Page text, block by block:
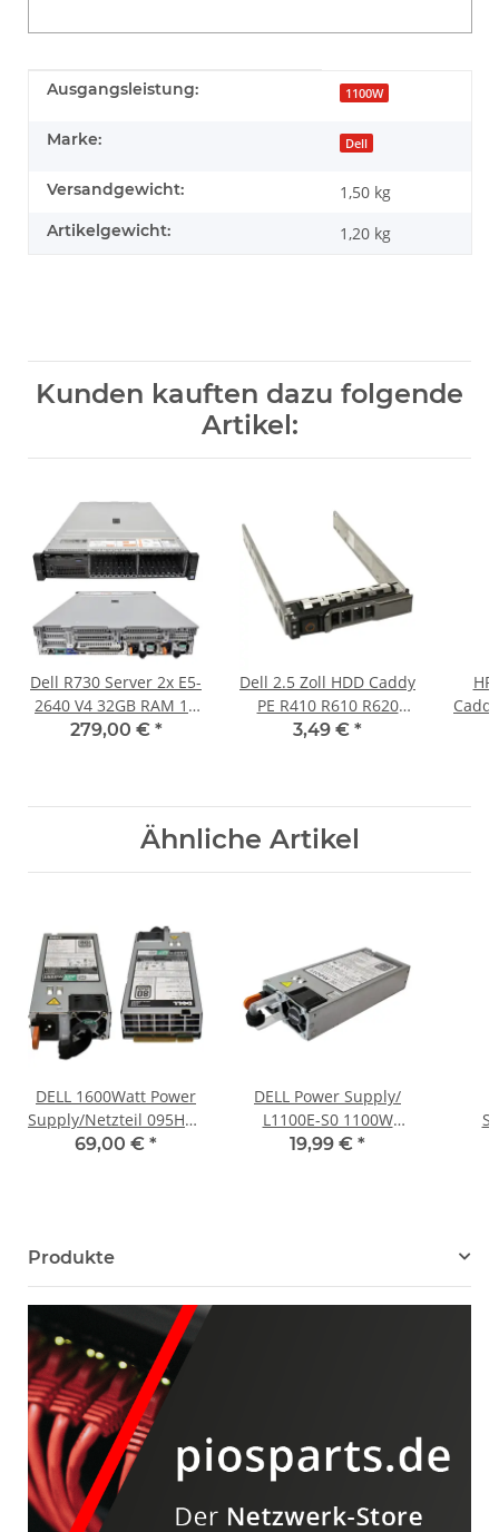
Produkteigenschaft
Wert
Ausgangsleistung: 1100W
Marke: Dell
Versandgewicht: 1,50 kg
Artikelgewicht: 1,20 kg
Kunden kauften dazu folgende
Artikel:
Dell R730 Server 2x E5-
2640 V4 32GB RAM 16
Bay SFF 2,5" H730 mini
279,00 € *
Dell 2.5 Zoll HDD Caddy
PE R410 R610 R620
R720 R710 G176J
3,49 € *
HP
Ähnliche Artikel
DELL 1600Watt Power
Supply/Netzteil 095HR5
95HR5 für PowerEdge
69,00 € *
DELL Power Supply/
L1100E-S0 1100W
PowerEdge R820 R920
19,99 € *
Produkte